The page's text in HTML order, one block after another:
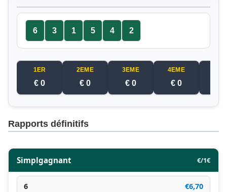
6 3 1 5 4 2
1ER
€ 0
2EME
€ 0
3EME
€ 0
4EME
€ 0
Rapports définitifs
Simplgagnant €/1€
6 €6,70